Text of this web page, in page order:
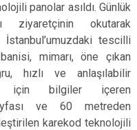
panolar asıldı. Günlük
ziyaretçinin okutarak
tescilli
banisi, mimarı, öne çıkan
hızlı ve anlaşılabilir
için bilgiler içeren
ve 60 metreden
karekod teknolojili